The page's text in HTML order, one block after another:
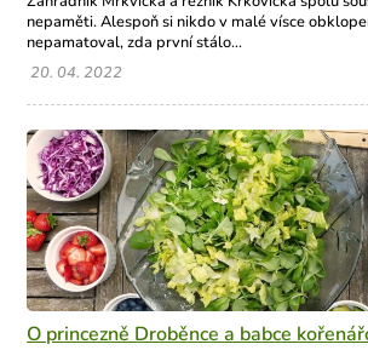
nepaměti. Alespoň si nikdo v malé vísce
nepamatoval, zda první stálo...
20. 04. 2022
O princezně Droběnce a babce